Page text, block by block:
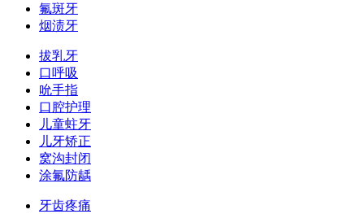
氟斑牙
烟渍牙
拔乳牙
口呼吸
吮手指
口腔护理
儿童蛀牙
儿牙矫正
窝沟封闭
涂氟防龋
牙齿疼痛